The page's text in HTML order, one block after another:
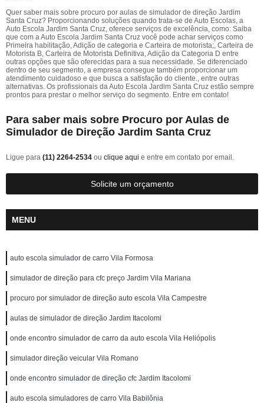
Quer saber mais sobre procuro por aulas de simulador de direção Jardim
Santa Cruz? Proporcionando soluções quando trata-se de Auto Escolas, a
Auto Escola Jardim Santa Cruz, oferece serviços de excelência, como: Saiba
que com a Auto Escola Jardim Santa Cruz você pode achar serviços como
Primeira habilitação, Adição de categoria e Carteira de motorista;, Carteira de
Motorista B, Carteira de Motorista Definitiva, Adição da Categoria D entre
outras opções que são oferecidas para a sua necessidade. Se diferenciado
dentro de seu segmento, a empresa consegue também proporcionar um
atendimento cuidadoso e que busca a satisfação do cliente., entre outras
alternativas. Os profissionais da Auto Escola Jardim Santa Cruz estão sempre
prontos para prestar o melhor serviço do segmento. Entre em contato!
Para saber mais sobre Procuro por Aulas de
Simulador de Direção Jardim Santa Cruz
Ligue para (11) 2264-2534 ou clique aqui e entre em contato por email.
Solicite um orçamento
MENU
auto escola simulador de carro Vila Formosa
simulador de direção para cfc preço Jardim Vila Mariana
procuro por simulador de direção auto escola Vila Campestre
aulas de simulador de direção Jardim Itacolomi
onde encontro simulador de carro da auto escola Vila Heliópolis
simulador direção veicular Vila Romano
onde encontro simulador de direção cfc Jardim Itacolomi
auto escola simuladores de carro Vila Babilônia